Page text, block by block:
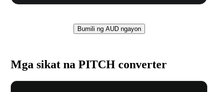
Bumili ng AUD ngayon
Mga sikat na PITCH converter